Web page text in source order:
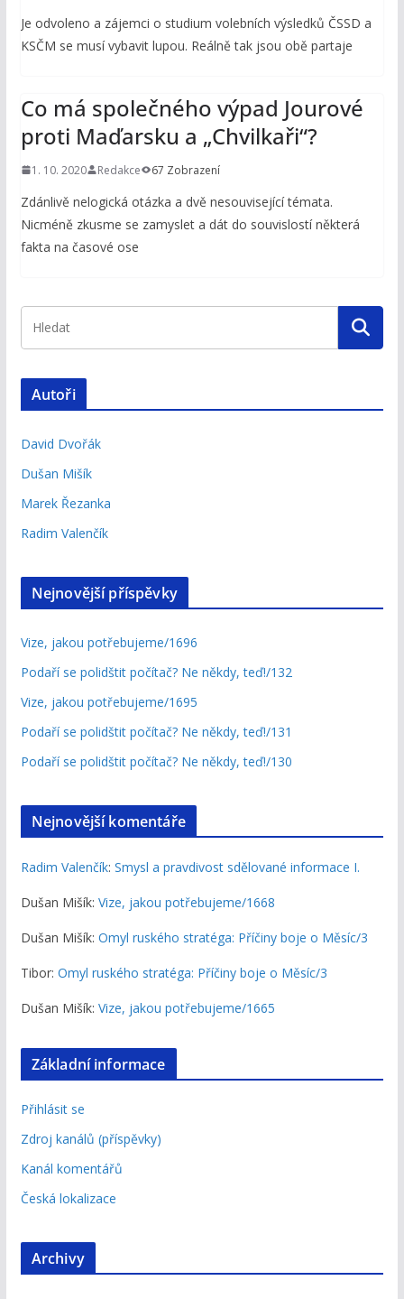
Je odvoleno a zájemci o studium volebních výsledků ČSSD a
KSČM se musí vybavit lupou. Reálně tak jsou obě partaje
Co má společného výpad Jourové
proti Maďarsku a „Chvilkaři“?
1. 10. 2020 Redakce 67 Zobrazení
Zdánlivě nelogická otázka a dvě nesouvisející témata.
Nicméně zkusme se zamyslet a dát do souvislostí některá
fakta na časové ose
Autoři
David Dvořák
Dušan Mišík
Marek Řezanka
Radim Valenčík
Nejnovější příspěvky
Vize, jakou potřebujeme/1696
Podaří se polidštit počítač? Ne někdy, teď!/132
Vize, jakou potřebujeme/1695
Podaří se polidštit počítač? Ne někdy, teď!/131
Podaří se polidštit počítač? Ne někdy, teď!/130
Nejnovější komentáře
Radim Valenčík: Smysl a pravdivost sdělované informace I.
Dušan Mišík: Vize, jakou potřebujeme/1668
Dušan Mišík: Omyl ruského stratéga: Příčiny boje o Měsíc/3
Tibor: Omyl ruského stratéga: Příčiny boje o Měsíc/3
Dušan Mišík: Vize, jakou potřebujeme/1665
Základní informace
Přihlásit se
Zdroj kanálů (příspěvky)
Kanál komentářů
Česká lokalizace
Archivy